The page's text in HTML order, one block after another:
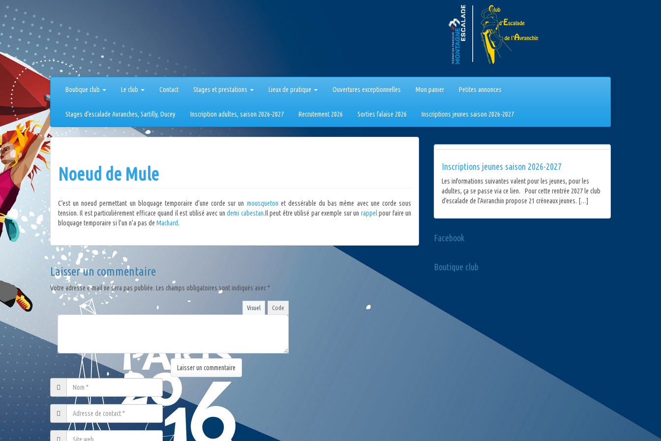
Aller
au
contenu
Boutique club Le club Contact Stages et prestations Lieux de pratique Ouvertures exceptionnelles Mon panier Petites annonces
Stages d’escalade Avranches, Sartilly, Ducey Inscription adultes, saison 2026-2027 Recrutement 2026 Sorties falaise 2026 Inscriptions jeunes saison 2026-2027
Noeud de Mule
C’est un noeud permettant un bloquage temporaire d’une corde sur un mousqueton et dessérable du bas même avec une corde sous
tension. Il est particulièrement efficace quand il est utilisé avec undemi cabestan.Il peut être utilisé par exemple sur un rappelpour faire un
bloquage temporaire si l’un n’a pas de Machard.
Laisser un commentaire
Votre adresse e-mail ne sera pas publiée. Les champs obligatoires sont indiqués avec*
Visuel Code
Inscriptions jeunes saison 2026-2027
Les informations suivantes valent pour les jeunes, pour les
adultes, ça se passe via ce lien. Pour cette rentrée 2027 le club
d’escalade de l’Avranchin propose 21 créneaux jeunes. […]
Facebook
Boutique club